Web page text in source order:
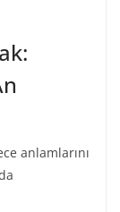
anlamlarını